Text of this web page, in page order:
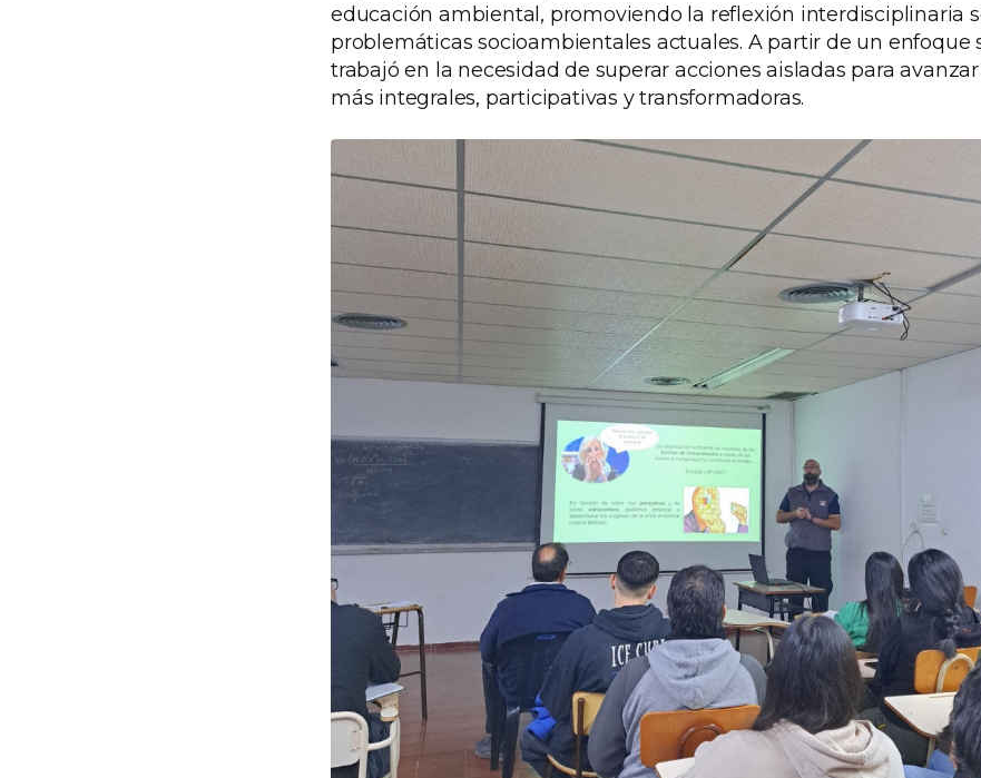
educación ambiental, promoviendo la reflexión interdisciplinaria
problemáticas socioambientales actuales. A partir de un enfoque
trabajó en la necesidad de superar acciones aisladas para
más integrales, participativas y transformadoras.